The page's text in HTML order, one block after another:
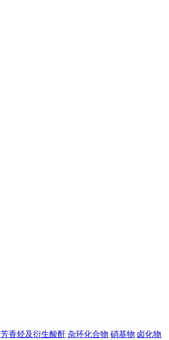
芳香烃及衍生酸酐 杂环化合物 硝基物 卤化物